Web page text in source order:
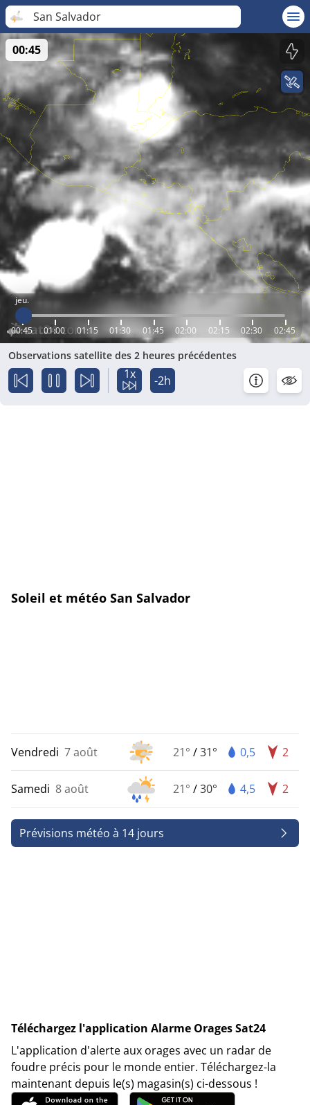
San Salvador
jeu.
00:45 01:00 01:15 01:30 01:45 02:00 02:15 02:30 02:45
00:45
Observations satellite des 2 heures précédentes
1x -2h
Soleil et météo San Salvador
Vendredi 7 août 21° /31° 0,5 2
Samedi 8 août 21° /30° 4,5 2
Prévisions météo à 14 jours
Téléchargez l'application Alarme Orages Sat24
L'application d'alerte aux orages avec un radar de
foudre précis pour le monde entier. Téléchargez-la
maintenant depuis le(s) magasin(s) ci-dessous !